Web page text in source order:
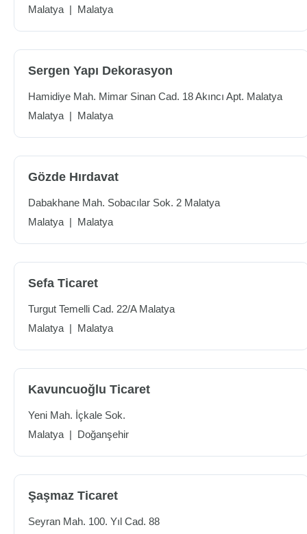
Malatya | Malatya
Sergen Yapı Dekorasyon
Hamidiye Mah. Mimar Sinan Cad. 18 Akıncı Apt. Malatya
Malatya | Malatya
Gözde Hırdavat
Dabakhane Mah. Sobacılar Sok. 2 Malatya
Malatya | Malatya
Sefa Ticaret
Turgut Temelli Cad. 22/A Malatya
Malatya | Malatya
Kavuncuoğlu Ticaret
Yeni Mah. İçkale Sok.
Malatya | Doğanşehir
Şaşmaz Ticaret
Seyran Mah. 100. Yıl Cad. 88